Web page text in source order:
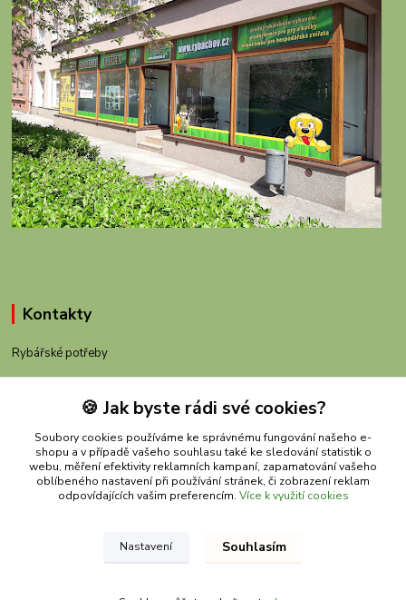
Kontakty
Rybářské potřeby
+420 605 983 110
obchod@rybachov.cz
Upravit sběr cookies.
🍪 Jak byste rádi své cookies?
Soubory cookies používáme ke správnému fungování našeho e-
shopu a v případě vašeho souhlasu také ke sledování statistik o
webu, měření efektivity reklamních kampaní, zapamatování vašeho
oblíbeného nastavení při používání stránek, či zobrazení reklam
odpovídajících vašim preferencím. Více k využití cookies
Nastavení Souhlasím